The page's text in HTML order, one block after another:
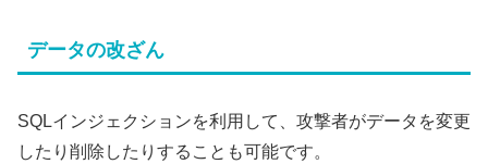
データの改ざん
SQLインジェクションを利用して、攻撃者がデータを変更
したり削除したりすることも可能です。